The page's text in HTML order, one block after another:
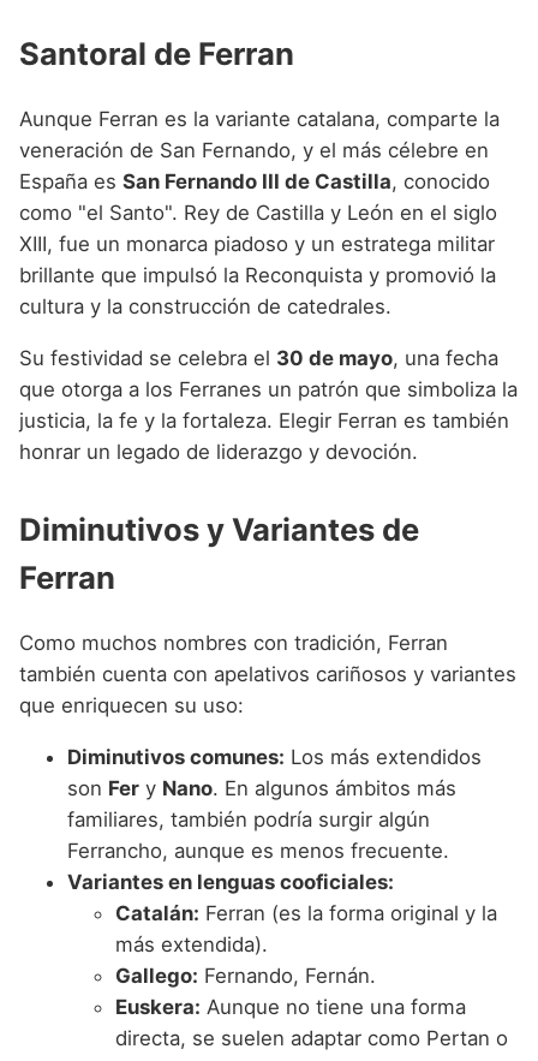
Santoral de Ferran
Aunque Ferran es la variante catalana, comparte la
veneración de San Fernando, y el más célebre en
España es San Fernando III de Castilla, conocido
como "el Santo". Rey de Castilla y León en el siglo
XIII, fue un monarca piadoso y un estratega militar
brillante que impulsó la Reconquista y promovió la
cultura y la construcción de catedrales.
Su festividad se celebra el 30 de mayo, una fecha
que otorga a los Ferranes un patrón que simboliza la
justicia, la fe y la fortaleza. Elegir Ferran es también
honrar un legado de liderazgo y devoción.
Diminutivos y Variantes de
Ferran
Como muchos nombres con tradición, Ferran
también cuenta con apelativos cariñosos y variantes
que enriquecen su uso:
Diminutivos comunes: Los más extendidos
son Fer y Nano. En algunos ámbitos más
familiares, también podría surgir algún
Ferrancho, aunque es menos frecuente.
Variantes en lenguas cooficiales:
Catalán: Ferran (es la forma original y la
más extendida).
Gallego: Fernando, Fernán.
Euskera: Aunque no tiene una forma
directa, se suelen adaptar como Pertan o